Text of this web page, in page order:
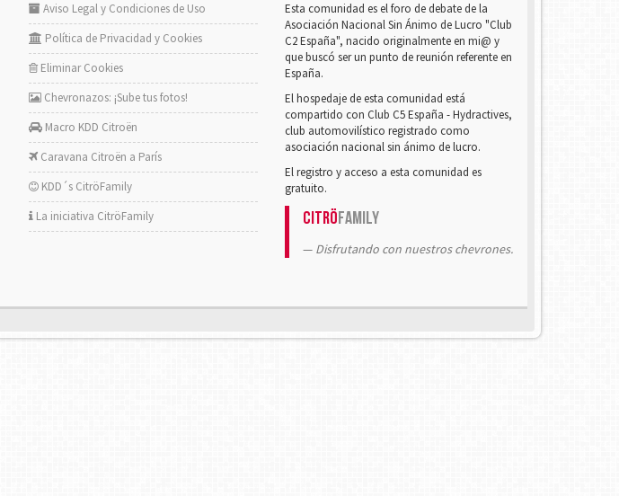
Aviso Legal y Condiciones de Uso
Política de Privacidad y Cookies
Eliminar Cookies
Chevronazos: ¡Sube tus fotos!
Macro KDD Citroën
Caravana Citroën a París
KDD´s CitröFamily
La iniciativa CitröFamily
Esta comunidad es el foro de debate de la
Asociación Nacional Sin Ánimo de Lucro "Club
C2 España", nacido originalmente en mi@ y
que buscó ser un punto de reunión referente en
España.
El hospedaje de esta comunidad está
compartido con Club C5 España - Hydractives,
club automovilístico registrado como
asociación nacional sin ánimo de lucro.
El registro y acceso a esta comunidad es
gratuito.
CitröFamily
Disfrutando con nuestros chevrones.